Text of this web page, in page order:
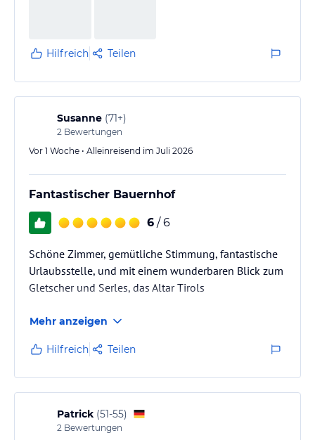
Hilfreich Teilen
Susanne (71+)
2 Bewertungen
Vor 1 Woche • Alleinreisend im Juli 2026
Fantastischer Bauernhof
6 / 6
Schöne Zimmer, gemütliche Stimmung, fantastische
Urlaubsstelle, und mit einem wunderbaren Blick zum
Gletscher und Serles, das Altar Tirols
Mehr anzeigen
Hilfreich Teilen
Patrick (51-55)
2 Bewertungen